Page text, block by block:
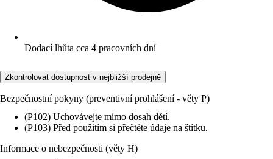
Dodací lhůta cca 4 pracovních dní
Zkontrolovat dostupnost v nejbližší prodejně
Bezpečnostní pokyny (preventivní prohlášení - věty P)
(P102) Uchovávejte mimo dosah dětí.
(P103) Před použitím si přečtěte údaje na štítku.
Informace o nebezpečnosti (věty H)